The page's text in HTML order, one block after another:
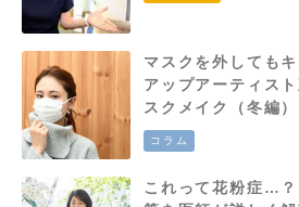
マスクを外しても
アップアーティス
スクメイク（冬編）
コラム
これって花粉症…